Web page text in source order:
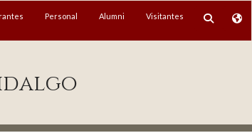
Personal Alumni Visitantes